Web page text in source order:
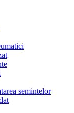
semintelor